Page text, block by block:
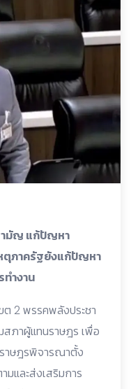
ามัญ แก้ปัญหา
ตุภาครัฐยังแก้ปัญหา
ทำงาน
ต 2 พรรคพลังประชา
สภาผู้แทนราษฎร เพื่อ
าษฎรพิจารณาตั้ง
และส่งเสริมการ